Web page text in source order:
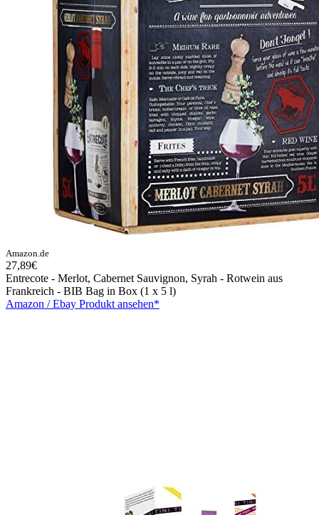
Amazon.de
27,89€
Entrecote - Merlot, Cabernet Sauvignon, Syrah - Rotwein aus
Frankreich - BIB Bag in Box (1 x 5 l)
Amazon / Ebay Produkt ansehen*